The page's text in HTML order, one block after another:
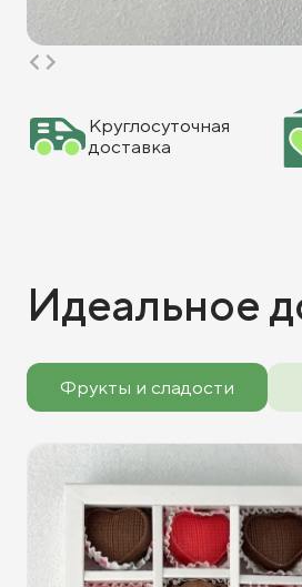
Круглосуточная
доставка
Идеальное
Фрукты и сладости